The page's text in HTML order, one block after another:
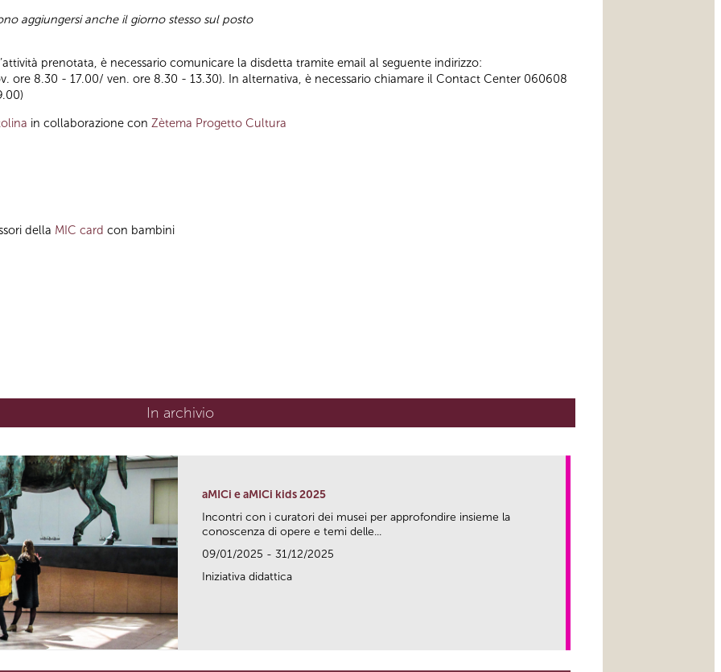
aggiungersi anche il giorno stesso sul posto
prenotata, è necessario comunicare la disdetta tramite email al seguente indirizzo:
ore 8.30 - 17.00/ ven. ore 8.30 - 13.30). In alternativa, è necessario chiamare il Contact Center 060608
in collaborazione con Zètema Progetto Cultura
della MIC card con bambini
In archivio
aMICi e aMICi kids 2025
Incontri con i curatori dei musei per approfondire insieme la
conoscenza di opere e temi delle...
09/01/2025 - 31/12/2025
Iniziativa didattica